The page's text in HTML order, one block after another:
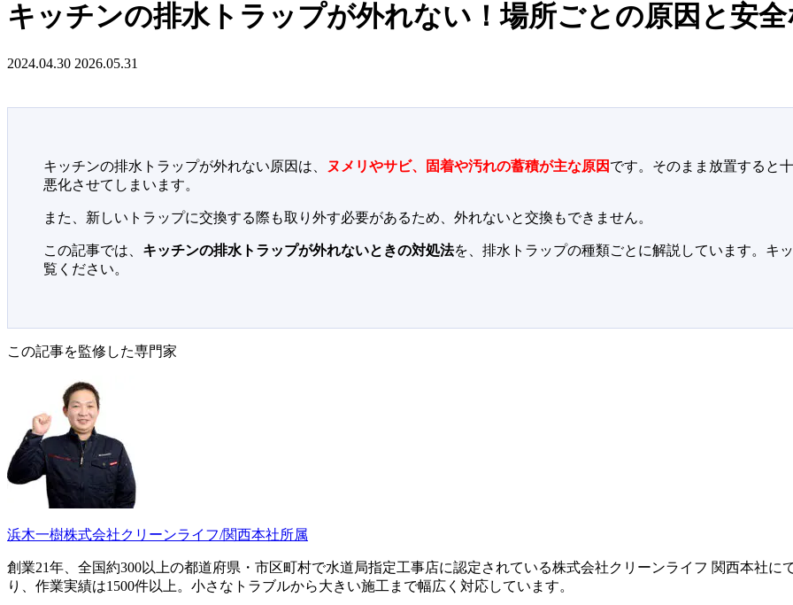
キッチンの排水トラップが外れない！場所ごとの原因と安
2024.04.30 2026.05.31
キッチンの排水トラップが外れない原因は、 ヌメリやサビ、固着や汚れの蓄積が主な原因 です。そのまま放置すると
悪化させてしまいます。
また、新しいトラップに交換する際も取り外す必要があるため、外れないと交換もできません。
この記事では、 キッチンの排水トラップが外れないときの対処法を、排水トラップの種類ごとに解説しています。キ
覧ください。
この記事を監修した専門家
浜木一樹株式会社クリーンライフ/関西本社所属
創業21年、全国約300以上の都道府県・市区町村で水道局指定工事店に認定されている株式会社クリーンライフ 関西本社
り、作業実績は1500件以上。小さなトラブルから大きい施工まで幅広く対応しています。